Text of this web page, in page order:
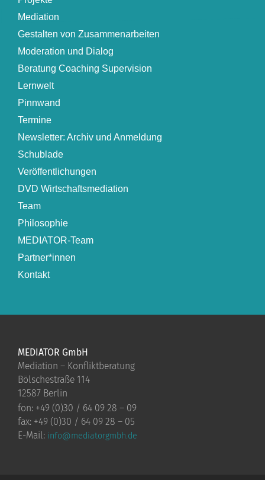
Mediation
Gestalten von Zusammenarbeiten
Moderation und Dialog
Beratung Coaching Supervision
Lernwelt
Pinnwand
Termine
Newsletter: Archiv und Anmeldung
Schublade
Veröffentlichungen
DVD Wirtschaftsmediation
Team
Philosophie
MEDIATOR-Team
Partner*innen
Kontakt
MEDIATOR GmbH
Mediation – Konfliktberatung
Bölschestraße 114
12587 Berlin
fon: +49 (0)30 / 64 09 28 – 09
fax: +49 (0)30 / 64 09 28 – 05
E-Mail: info@mediatorgmbh.de